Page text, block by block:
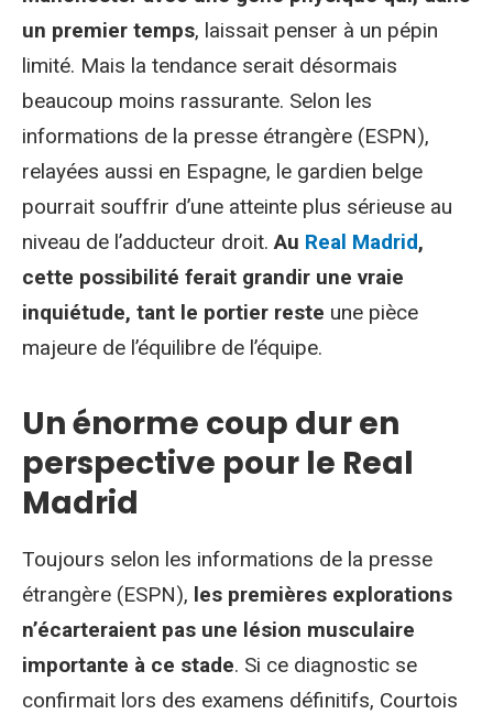
un premier temps, laissait penser à un pépin
limité. Mais la tendance serait désormais
beaucoup moins rassurante. Selon les
informations de la presse étrangère (ESPN),
relayées aussi en Espagne, le gardien belge
pourrait souffrir d’une atteinte plus sérieuse au
niveau de l’adducteur droit.Au Real Madrid,
cette possibilité ferait grandir une vraie
inquiétude, tant le portier reste une pièce
majeure de l’équilibre de l’équipe.
Un énorme coup dur en
perspective pour le Real
Madrid
Toujours selon les informations de la presse
étrangère (ESPN), les premières explorations
n’écarteraient pas une lésion musculaire
importante à ce stade. Si ce diagnostic se
confirmait lors des examens définitifs, Courtois